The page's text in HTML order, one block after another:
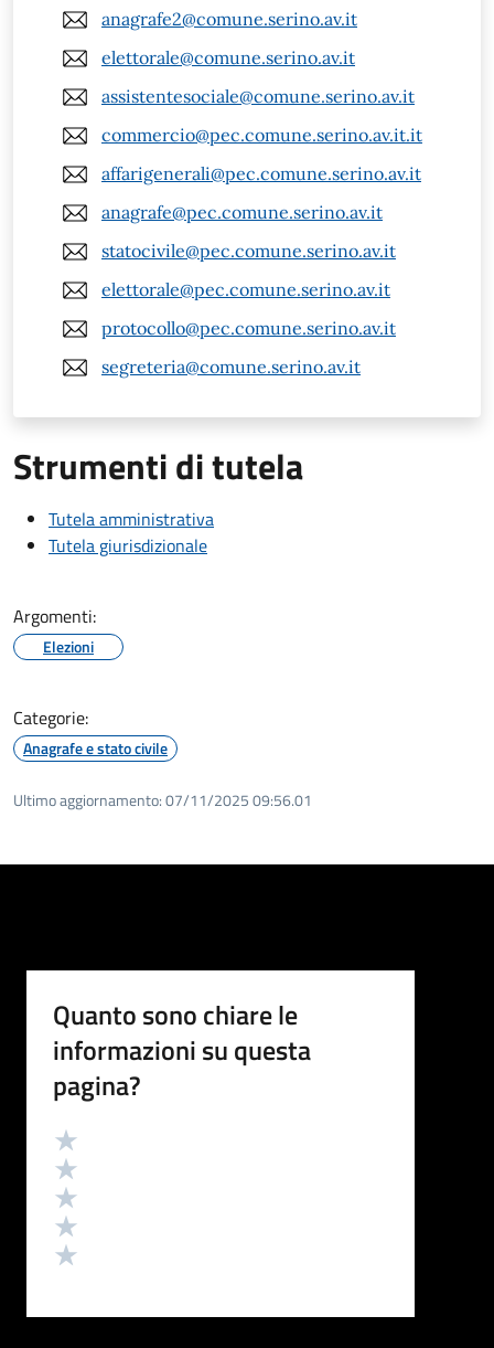
anagrafe2@comune.serino.av.it
elettorale@comune.serino.av.it
assistentesociale@comune.serino.av.it
commercio@pec.comune.serino.av.it.it
affarigenerali@pec.comune.serino.av.it
anagrafe@pec.comune.serino.av.it
statocivile@pec.comune.serino.av.it
elettorale@pec.comune.serino.av.it
protocollo@pec.comune.serino.av.it
segreteria@comune.serino.av.it
Strumenti di tutela
Tutela amministrativa
Tutela giurisdizionale
Argomenti:
Elezioni
Categorie:
Anagrafe e stato civile
Ultimo aggiornamento:07/11/2025 09:56.01
Quanto sono chiare le
informazioni su questa
pagina?
Valutazione